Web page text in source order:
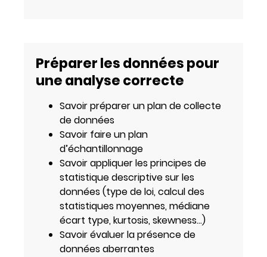
Préparer les données pour
une analyse correcte
Savoir préparer un plan de collecte
de données
Savoir faire un plan
d’échantillonnage
Savoir appliquer les principes de
statistique descriptive sur les
données (type de loi, calcul des
statistiques moyennes, médiane
écart type, kurtosis, skewness…)
Savoir évaluer la présence de
données aberrantes